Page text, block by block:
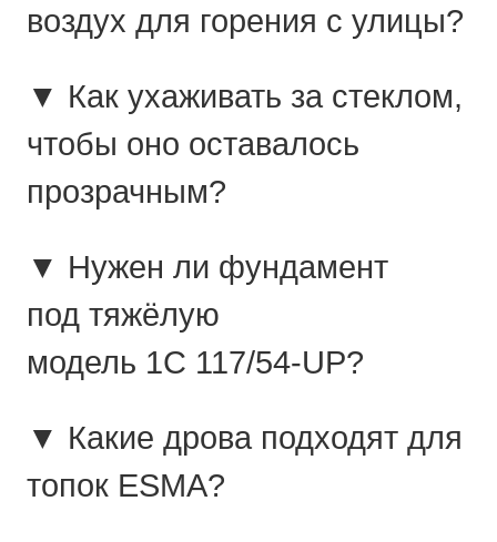
воздух для горения с улицы?
▼ Как ухаживать за стеклом,
чтобы оно оставалось
прозрачным?
▼ Нужен ли фундамент
под тяжёлую
модель 1C 117/54-UP?
▼ Какие дрова подходят для
топок ESMA?